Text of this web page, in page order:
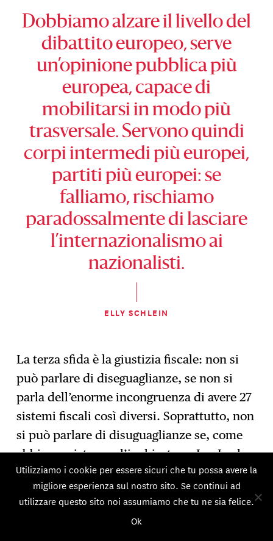
Dobbiamo alzare il livello del
dibattito europeo, serve
un’opinione pubblica più
europea, capace di
mobilitarsi in modo più
trasversale. Servono quindi
corpi intermedi più europei,
partiti più europei: se
falliamo, rischiamo
paradossalmente di lasciare
l’internazionalismo ai
nazionalisti.
ELLY SCHLEIN
La terza sfida è la giustizia fiscale: non si
può parlare di diseguaglianze, se non si
parla dell’enorme incongruenza di avere 27
sistemi fiscali così diversi. Soprattutto, non
si può parlare di disuguaglianze se, come
abbiamo visto con l’inchiesta su LuxLeaks
e sui Panama Papers, tutto intorno a noi,
nel cuore dell’Unione Europea, abbiamo
dei paradisi fiscali senza palme. Ciò è
inaccettabile perché sottrae risorse
Utilizziamo i cookie per essere sicuri che tu possa avere la
migliore esperienza sul nostro sito. Se continui ad
utilizzare questo sito noi assumiamo che tu ne sia felice.
Ok